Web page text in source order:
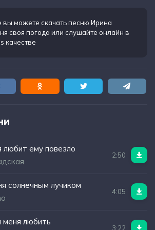
вы можете скачать песню Ирина
своя погода или слушайте онлайн в
качестве
ему повезло
2:50
солнечным лучиком
4:05
меня любить
3:22